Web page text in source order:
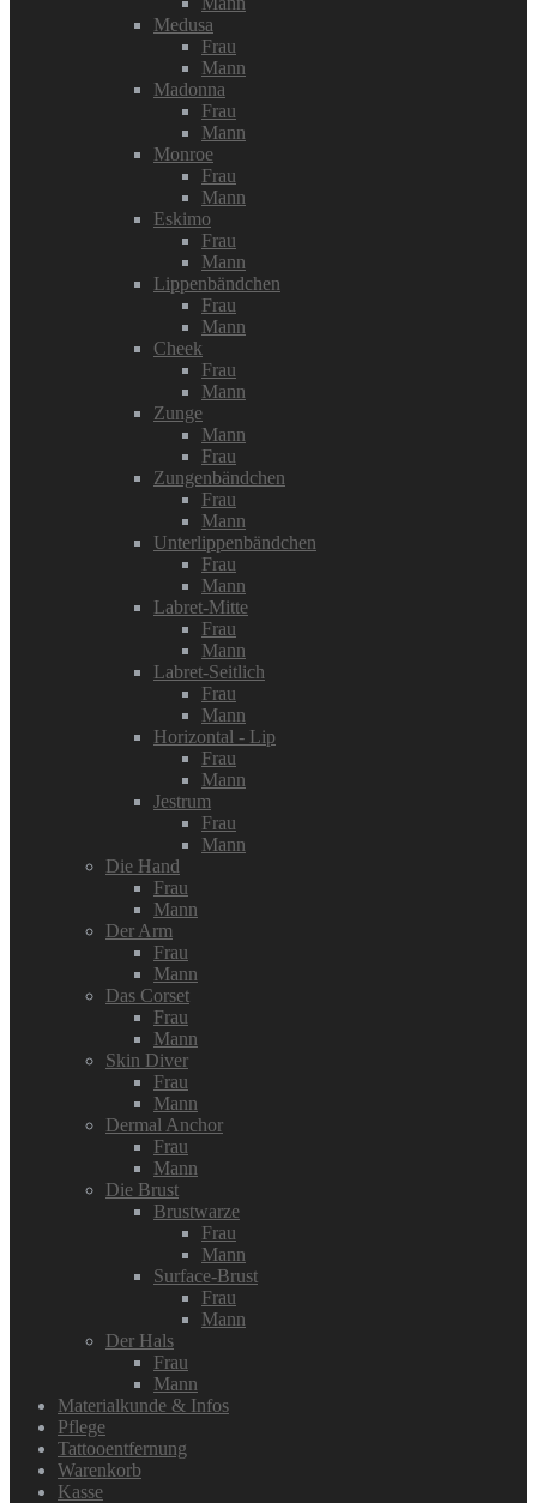
Medusa
Frau
Mann
Madonna
Frau
Mann
Monroe
Frau
Mann
Eskimo
Frau
Mann
Lippenbändchen
Frau
Mann
Cheek
Frau
Mann
Zunge
Mann
Frau
Zungenbändchen
Frau
Mann
Unterlippenbändchen
Frau
Mann
Labret-Mitte
Frau
Mann
Labret-Seitlich
Frau
Mann
Horizontal - Lip
Frau
Mann
Jestrum
Frau
Mann
Die Hand
Frau
Mann
Der Arm
Frau
Mann
Das Corset
Frau
Mann
Skin Diver
Frau
Mann
Dermal Anchor
Frau
Mann
Die Brust
Brustwarze
Frau
Mann
Surface-Brust
Frau
Mann
Der Hals
Frau
Mann
Materialkunde & Infos
Pflege
Tattooentfernung
Warenkorb
Kasse